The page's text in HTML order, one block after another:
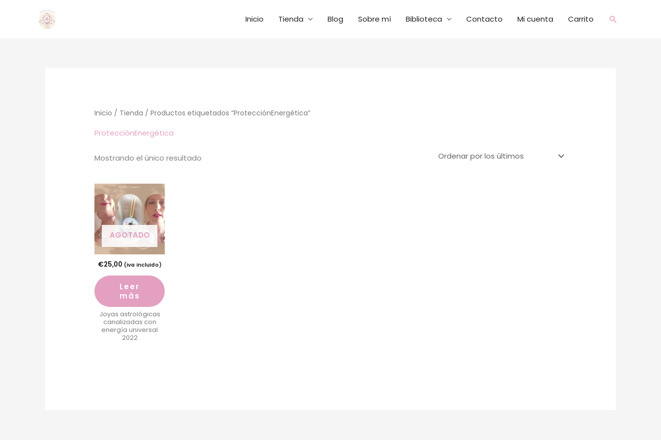
Inicio Tienda Blog Sobre mí Biblioteca Contacto Mi cuenta Carrito Buscar
Inicio / Tienda / Productos etiquetados “ProtecciónEnergética”
ProtecciónEnergética
Mostrando el único resultado
AGOTADO
€25,00 (iva incluido)
Leer
más
Joyas astrológicas
canalizadas con
energía universal
2022